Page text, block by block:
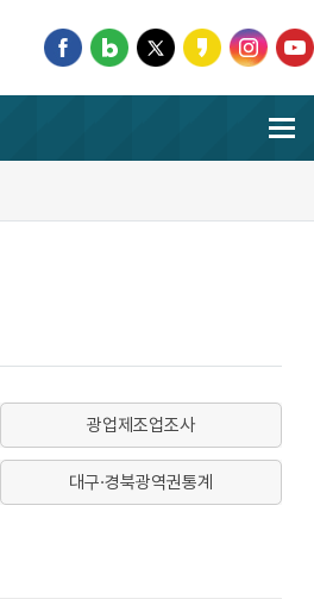
광업제조업조사
대구·경북광역권통계